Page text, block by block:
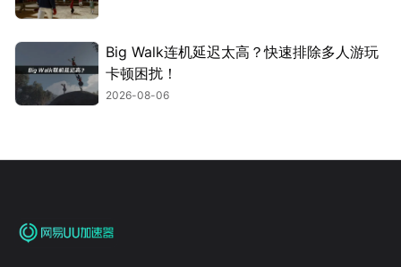
Big Walk连机延迟太高？快速排除多人游玩
卡顿困扰！
2026-08-06